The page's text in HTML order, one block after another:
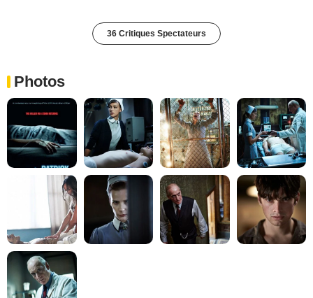
36 Critiques Spectateurs
Photos